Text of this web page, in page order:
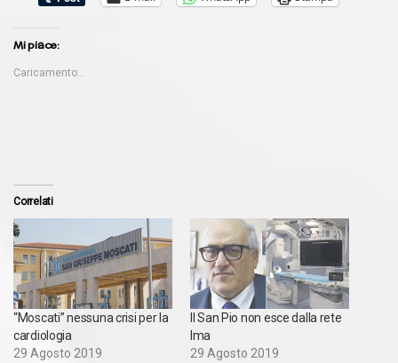
Mi piace:
Caricamento...
Correlati
“Moscati” nessuna crisi per la
cardiologia
29 Agosto 2019
Il San Pio non esce dalla rete
Ima
29 Agosto 2019